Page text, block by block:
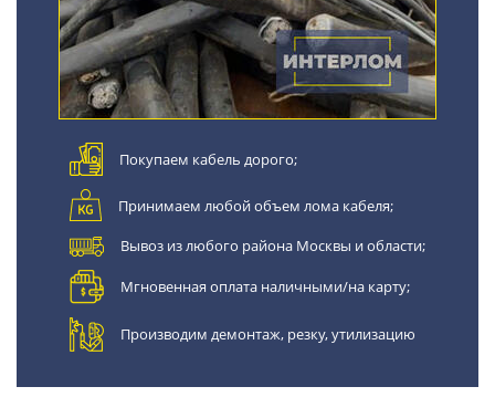
Покупаем кабель дорого;
Принимаем любой объем лома кабеля;
Вывоз из любого района Москвы и области;
Мгновенная оплата наличными/на карту;
Производим демонтаж, резку, утилизацию